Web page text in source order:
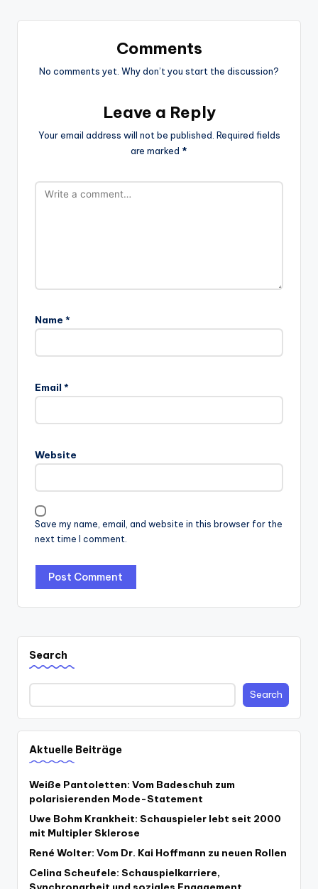
Comments
No comments yet. Why don’t you start the discussion?
Leave a Reply
Your email address will not be published. Required fields
are marked *
Name *
Email *
Website
Save my name, email, and website in this browser for the
next time I comment.
Search
Search
Aktuelle Beiträge
Weiße Pantoletten: Vom Badeschuh zum
polarisierenden Mode-Statement
Uwe Bohm Krankheit: Schauspieler lebt seit 2000
mit Multipler Sklerose
René Wolter: Vom Dr. Kai Hoffmann zu neuen Rollen
Celina Scheufele: Schauspielkarriere,